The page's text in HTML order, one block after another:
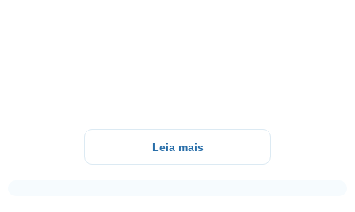
Leia mais